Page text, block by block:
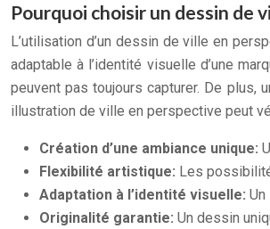
Pourquoi choisir un dessin de
L’utilisation d’un dessin de ville en
adaptable à l’identité visuelle d’une
peuvent pas toujours capturer. De plus,
illustration de ville en perspective peut
Création d’une ambiance unique:
Flexibilité artistique: Les
Adaptation à l’identité visuelle:
Originalité garantie: Un dessin